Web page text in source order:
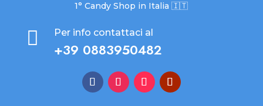
1° Candy Shop in Italia 🇮🇹
 Per info contattaci al
+39 0883950482